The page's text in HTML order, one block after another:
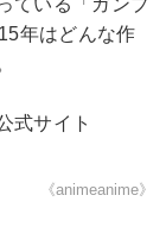
ている「ガンプ
年はどんな作
式サイト
《animeanime》